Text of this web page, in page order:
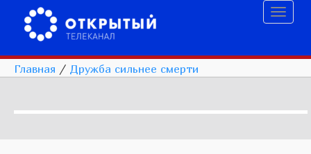
Главная / Дружба сильнее смерти